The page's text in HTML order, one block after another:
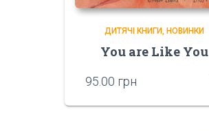
ДИТЯЧІ КНИГИ НОВИНКИ
You are Like You
95.00 грн